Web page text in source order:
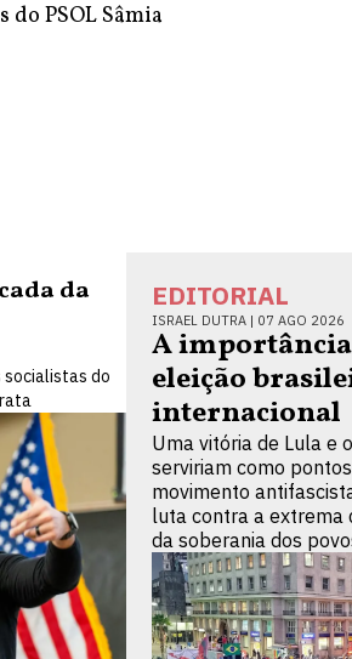
PSOL Sâmia
da
socialistas do
EDITORIAL
ISRAEL DUTRA | 07 AGO 2026
A
eleição
internacional
Uma vitória de Lula e
serviriam como
movimento
luta contra a extrema
da soberania dos